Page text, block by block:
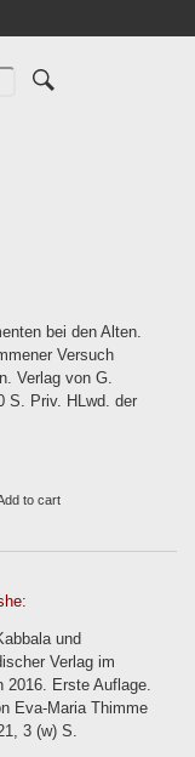
bei den Alten.
Versuch
Verlag von G.
S. Priv. HLwd. der
to cart
und
Verlag im
2016. Erste Auflage.
Eva-Maria Thimme
3 (w) S.